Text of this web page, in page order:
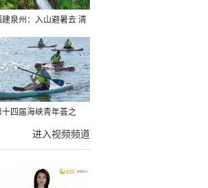
建泉州：入山避暑去 清
惬意
十四届海峡青年荟之
榕台青年大学生水上
进入视频频道